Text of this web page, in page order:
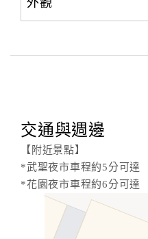
外觀
交通與週邊
【附近景點】
*武聖夜市車程約5分可達
*花園夜市車程約6分可達